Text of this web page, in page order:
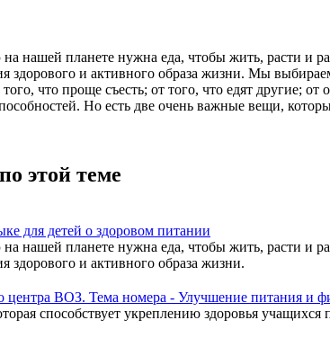
нашей планете нужна еда, чтобы жить, расти и
здорового и активного образа жизни. Мы
что проще съесть; от того, что едят
Но есть две очень важные вещи,
этой теме
для детей о здоровом питании
нашей планете нужна еда, чтобы жить, расти и
здорового и активного образа жизни.
центра ВОЗ. Тема номера - Улучшение питания и
способствует укреплению здоровья